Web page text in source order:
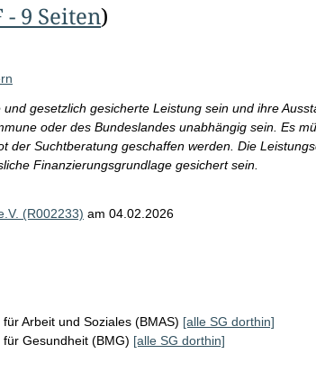
- 9 Seiten)
gesetzlich gesicherte Leistung sein und ihre
oder des Bundeslandes unabhängig sein. Es
der Suchtberatung geschaffen werden. Die
Finanzierungsgrundlage gesichert sein.
(R002233) am 04.02.2026
Arbeit und Soziales (BMAS) [alle SG dorthin]
Gesundheit (BMG) [alle SG dorthin]